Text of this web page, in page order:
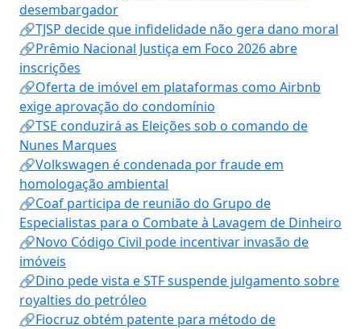
desembargador
🔗TJSP decide que infidelidade não gera dano moral
🔗Prêmio Nacional Justiça em Foco 2026 abre
inscrições
🔗Oferta de imóvel em plataformas como Airbnb
exige aprovação do condomínio
🔗TSE conduzirá as Eleições sob o comando de
Nunes Marques
🔗Volkswagen é condenada por fraude em
homologação ambiental
🔗Coaf participa de reunião do Grupo de
Especialistas para o Combate à Lavagem de Dinheiro
🔗Novo Código Civil pode incentivar invasão de
imóveis
🔗Dino pede vista e STF suspende julgamento sobre
royalties do petróleo
🔗Fiocruz obtém patente para método de